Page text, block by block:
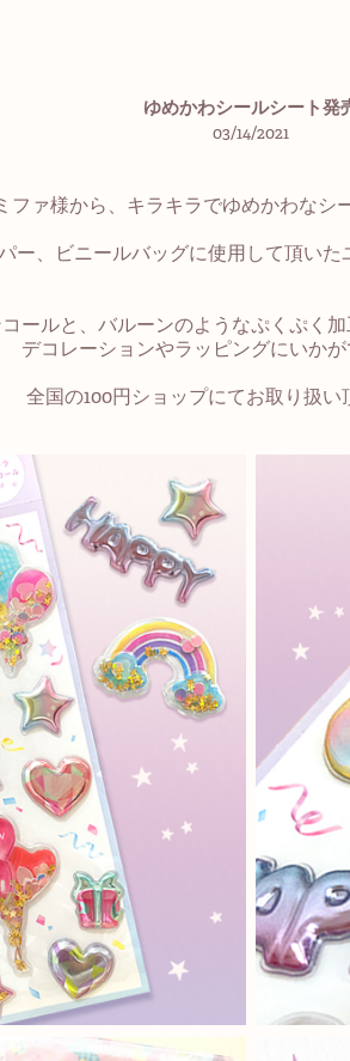
ゆめかわシールシート発
03/14/2021
ファ様から、キラキラでゆめかわなシ
ー、ビニールバッグに使用して頂い
ールと、バルーンのようなぷくぷく
デコレーションやラッピングにいか
全国の100円ショップにてお取り扱い